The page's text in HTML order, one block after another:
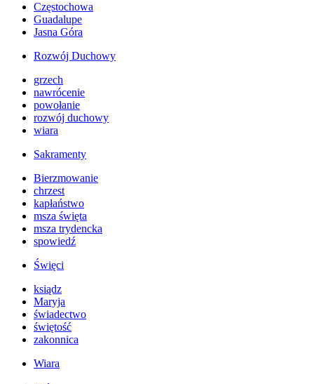
Częstochowa
Guadalupe
Jasna Góra
Rozwój Duchowy
grzech
nawrócenie
powołanie
rozwój duchowy
wiara
Sakramenty
Bierzmowanie
chrzest
kapłaństwo
msza święta
msza trydencka
spowiedź
Święci
ksiądz
Maryja
świadectwo
świętość
zakonnica
Wiara